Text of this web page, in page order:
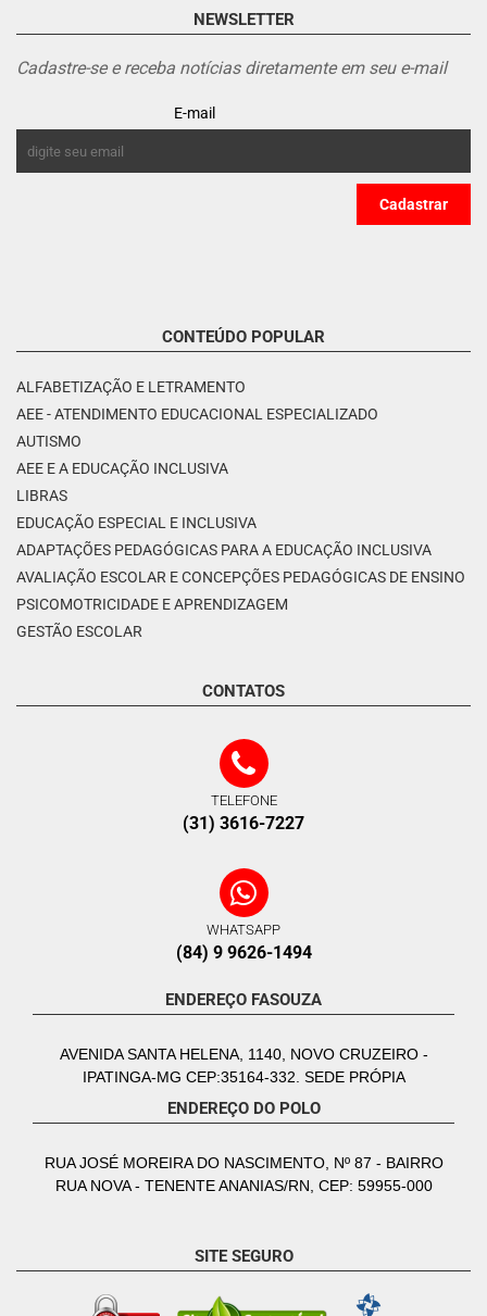
NEWSLETTER
Cadastre-se e receba notícias diretamente em seu e-mail
E-mail
CONTEÚDO POPULAR
ALFABETIZAÇÃO E LETRAMENTO
AEE - ATENDIMENTO EDUCACIONAL ESPECIALIZADO
AUTISMO
AEE E A EDUCAÇÃO INCLUSIVA
LIBRAS
EDUCAÇÃO ESPECIAL E INCLUSIVA
ADAPTAÇÕES PEDAGÓGICAS PARA A EDUCAÇÃO INCLUSIVA
AVALIAÇÃO ESCOLAR E CONCEPÇÕES PEDAGÓGICAS DE ENSINO
PSICOMOTRICIDADE E APRENDIZAGEM
GESTÃO ESCOLAR
CONTATOS
TELEFONE
(31) 3616-7227
WHATSAPP
(84) 9 9626-1494
ENDEREÇO FASOUZA
AVENIDA SANTA HELENA, 1140, NOVO CRUZEIRO -
IPATINGA-MG CEP:35164-332. SEDE PRÓPIA
ENDEREÇO DO POLO
RUA JOSÉ MOREIRA DO NASCIMENTO, Nº 87 - BAIRRO
RUA NOVA - TENENTE ANANIAS/RN, CEP: 59955-000
SITE SEGURO